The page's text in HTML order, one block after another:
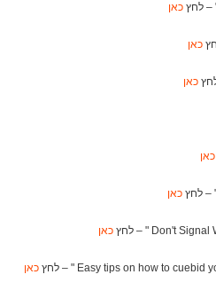
כאן
כאן
כאן
כאן
כאן
כאן
כאן